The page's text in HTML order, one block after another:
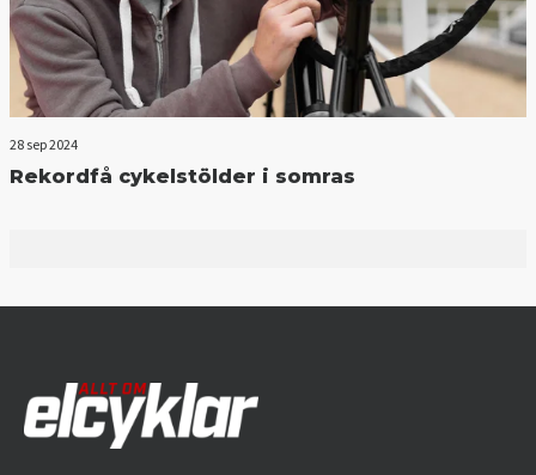
28 sep 2024
Rekordfå cykelstölder i somras